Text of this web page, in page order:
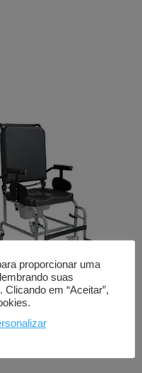
proporcionar uma
suas
em “Aceitar”,